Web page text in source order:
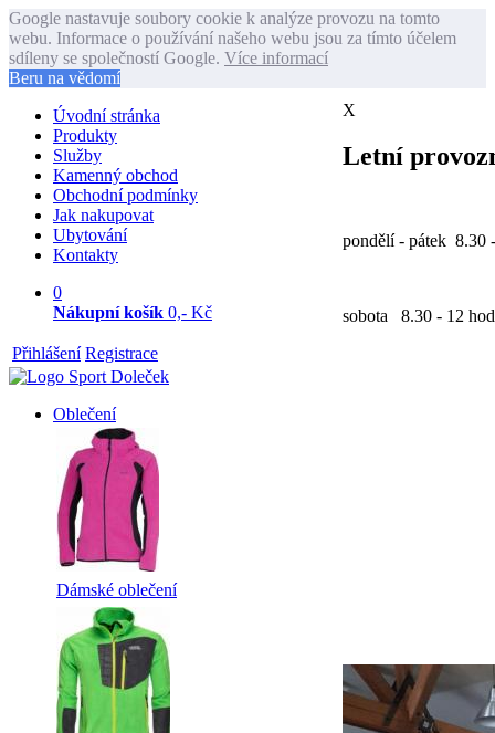
Google nastavuje soubory cookie k analýze provozu na tomto
webu. Informace o používání našeho webu jsou za tímto účelem
sdíleny se společností Google. Více informací
Beru na vědomí
X
Letní
pondělí - pátek 8.30
sobota 8.30 - 12 hod
Úvodní stránka
Produkty
Služby
Kamenný obchod
Obchodní podmínky
Jak nakupovat
Ubytování
Kontakty
0
Nákupní košík 0,- Kč
Přihlášení Registrace
Oblečení
Dámské oblečení